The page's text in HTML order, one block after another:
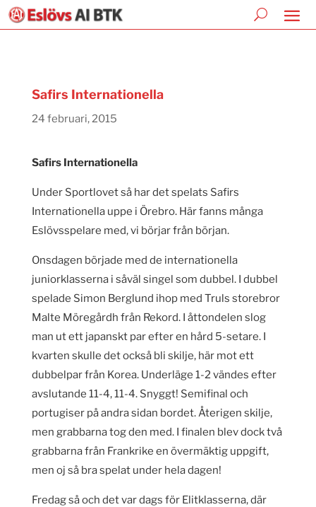
Safirs Internationella
24 februari, 2015
Safirs Internationella
Under Sportlovet så har det spelats Safirs
Internationella uppe i Örebro. Här fanns många
Eslövsspelare med, vi börjar från början.
Onsdagen började med de internationella
juniorklasserna i såväl singel som dubbel. I dubbel
spelade Simon Berglund ihop med Truls storebror
Malte Möregårdh från Rekord. I åttondelen slog
man ut ett japanskt par efter en hård 5-setare. I
kvarten skulle det också bli skilje, här mot ett
dubbelpar från Korea. Underläge 1-2 vändes efter
avslutande 11-4, 11-4. Snyggt! Semifinal och
portugiser på andra sidan bordet. Återigen skilje,
men grabbarna tog den med. I finalen blev dock två
grabbarna från Frankrike en övermäktig uppgift,
men oj så bra spelat under hela dagen!
Fredag så och det var dags för Elitklasserna, där